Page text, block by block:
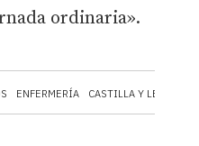
ENFERMERÍA CASTILLA Y LEÓN
ordinaria».